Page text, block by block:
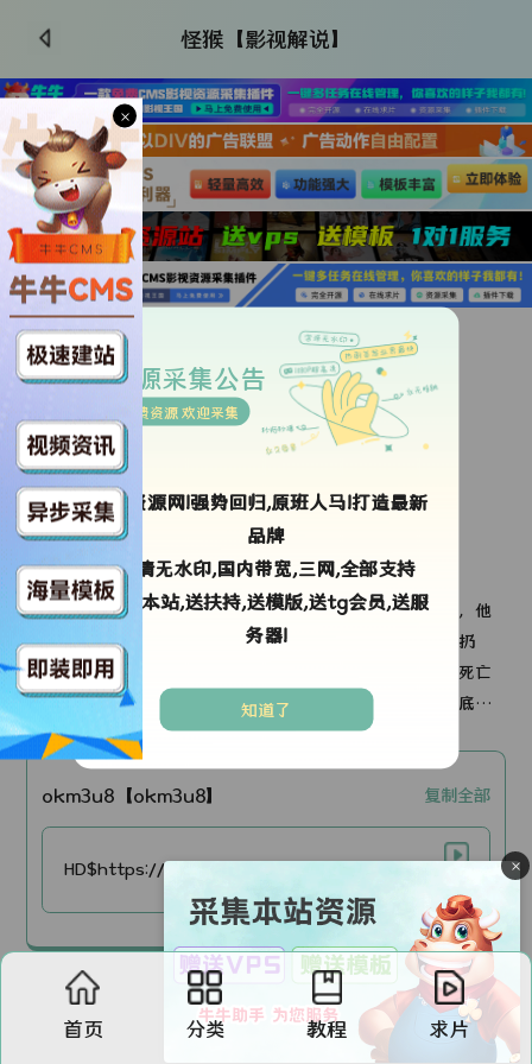
怪猴【影视解说】
更新HD
导演：奥斯古德·珀金斯
年代：
美国
双胞胎兄弟哈尔和比尔在阁楼上发现父亲的旧猴子玩具之后，他
们周围开始发生一系列可怕的死亡事件。兄弟俩决定把猴子扔
掉，继续他们的生活，但多年来却越来越疏远。但当神秘的死亡
再次开始时，兄弟俩必须重新团结起来，找到一种方法来彻底消
灭这只猴子，以免它夺走所有与他们亲近的人的生命。
okm3u8【okm3u8】 复制全部
首页 分类 教程 求片
资源采集公告
免费资源 欢迎采集
ok资源网!强势回归,原班人马!打造最新
品牌
高清无水印,国内带宽,三网,全部支持
采集本站,送扶持,送模版,送tg会员,送服
务器!
知道了
×
×